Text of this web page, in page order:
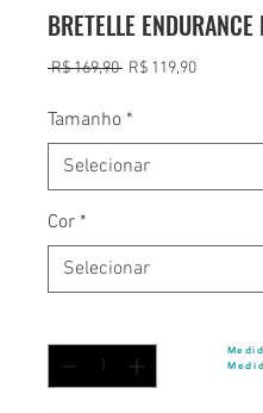
BRETELLE ENDURANCE
R$ 169,90 Preço
R$ 119,90Preço
Tamanho *
Cor *